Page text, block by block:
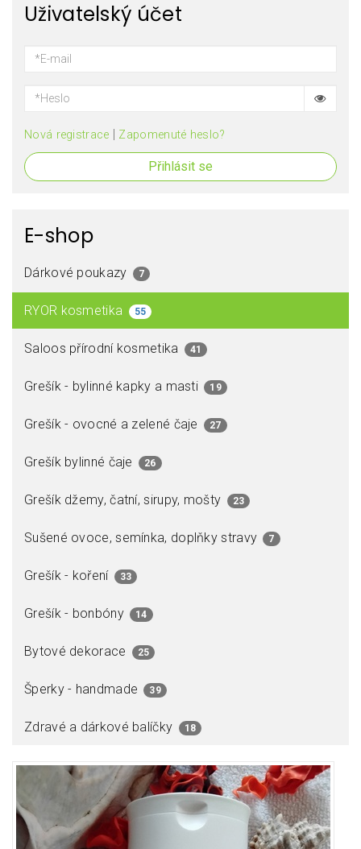
Uživatelský účet
Nová registrace | Zapomenuté heslo?
Přihlásit se
E-shop
Dárkové poukazy 7
RYOR kosmetika 55
Saloos přírodní kosmetika 41
Grešík - bylinné kapky a masti 19
Grešík - ovocné a zelené čaje 27
Grešík bylinné čaje 26
Grešík džemy, čatní, sirupy, mošty 23
Sušené ovoce, semínka, doplňky stravy 7
Grešík - koření 33
Grešík - bonbóny 14
Bytové dekorace 25
Šperky - handmade 39
Zdravé a dárkové balíčky 18